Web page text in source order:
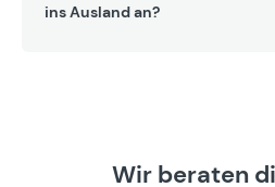
ins Ausland an?
Wir beraten